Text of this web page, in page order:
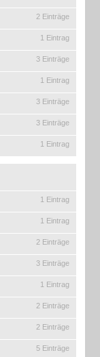
2 Einträge
1 Eintrag
3 Einträge
1 Eintrag
3 Einträge
3 Einträge
1 Eintrag
1 Eintrag
1 Eintrag
2 Einträge
3 Einträge
1 Eintrag
2 Einträge
2 Einträge
5 Einträge